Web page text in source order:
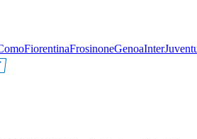
FiorentinaFrosinoneGenoaInter